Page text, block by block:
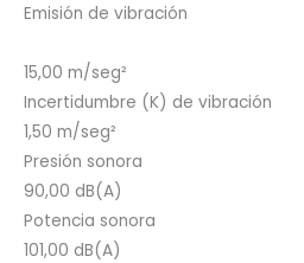
Emisión de vibración
15,00 m/seg²
Incertidumbre (K) de vibración
1,50 m/seg²
Presión sonora
90,00 dB(A)
Potencia sonora
101,00 dB(A)